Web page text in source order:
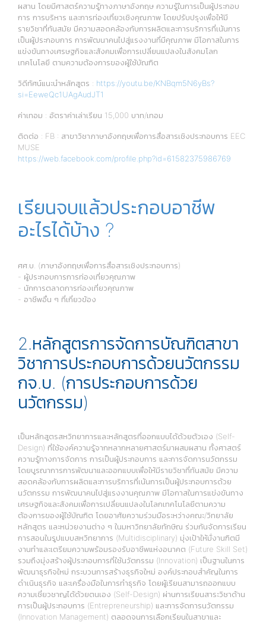
ผสาน โดยมีศาสตร์ความรู้ทางภาษาอังกฤษ ความรู้ในการเป็นผู้ประกอบ
การ การบริหาร และการท่องเที่ยวเชิงคุณภาพ โดยปรับปรุงเพื่อให้มี
รายวิชาที่ทันสมัย มีความสอดคล้องกับการผลิตและการบริการที่เน้นการ
เป็นผู้ประกอบการ การพัฒนาคนไปสู่แรงงานที่มีคุณภาพ มีโอกาสในการ
แข่งขันทางเศรษฐกิจและสังคมเพื่อการเปลี่ยนแปลงในสังคมโลก
เทคโนโลยี ตามความต้องการของผู้ใช้บัณฑิต
วิดีทัศน์แนะนำหลักสูตร : https://youtu.be/KNBqm5N6yBs?
si=EeweQc1UAgAudJT1
ค่าเทอม : อัตราค่าเล่าเรียน 15,000 บาท/เทอม
ติดต่อ : FB : สาขาวิชาภาษาอังกฤษเพื่อการสื่อสารเชิงประกอบการ EEC
MUSE
https://web.facebook.com/profile.php?id=61582375986769
เรียนจบแล้วประกอบอาชีพ
อะไรได้บ้าง ?
ศศ.บ. (ภาษาอังกฤษเพื่อการสื่อสารเชิงประกอบการ)
- ผู้ประกอบการการท่องเที่ยวคุณภาพ
- นักการตลาดการท่องเที่ยวคุณภาพ
- อาชีพอื่น ๆ ที่เกี่ยวข้อง
2.หลักสูตรการจัดการบัณฑิตสาขา
วิชาการประกอบการด้วยนวัตกรรม
กจ.บ. (การประกอบการด้วย
นวัตกรรม)
เป็นหลักสูตรสหวิทยาการและหลักสูตรที่ออกแบบได้ด้วยตัวเอง (Self-
Design) ที่ใช้องค์ความรู้จากหลากหลายศาสตร์มาผสมผสาน ทั้งศาสตร์
ความรู้ทางการจัดการ การเป็นผู้ประกอบการ และการจัดการนวัตกรรม
โดยบูรณาการการพัฒนาและออกแบบเพื่อให้มีรายวิชาที่ทันสมัย มีความ
สอดคล้องกับการผลิตและการบริการที่เน้นการเป็นผู้ประกอบการด้วย
นวัตกรรม การพัฒนาคนไปสู่แรงงานคุณภาพ มีโอกาสในการแข่งขันทาง
เศรษฐกิจและสังคมเพื่อการเปลี่ยนแปลงในโลกเทคโนโลยีตามความ
ต้องการของผู้ใช้บัณฑิต โดยอาศัยความร่วมมือระหว่างคณะ/วิทยาลัย
หลักสูตร และหน่วยงานต่าง ๆ ในมหาวิทยาลัยทักษิณ ร่วมกันจัดการเรียน
การสอนในรูปแบบสหวิทยาการ (Multidisciplinary) มุ่งเป้าให้มั่งานฑิตมี
งานทำและเตรียมความพร้อมรองรับอาชีพแห่งอนาคต (Future Skill Set)
รวมถึงมุ่งสร้างผู้ประกอบการที่ใช้นวัตกรรม (Innovation) เป็นฐานในการ
พัฒนาธุรกิจใหม่ กระบวนการสร้างธุรกิจใหม่ องค์ประกอบสำคัญในการ
ดำเนินธุรกิจ และเครื่องมือในการทำธุรกิจ โดยผู้เรียนสามารถออกแบบ
ความเชี่ยวชาญได้ด้วยตนเอง (Self-Design) ผ่านการเรียนสาระวิชาด้าน
การเป็นผู้ประกอบการ (Entrepreneurship) และการจัดการนวัตกรรม
(Innovation Management) ตลอดจนการเลือกเรียนในสาขาและ